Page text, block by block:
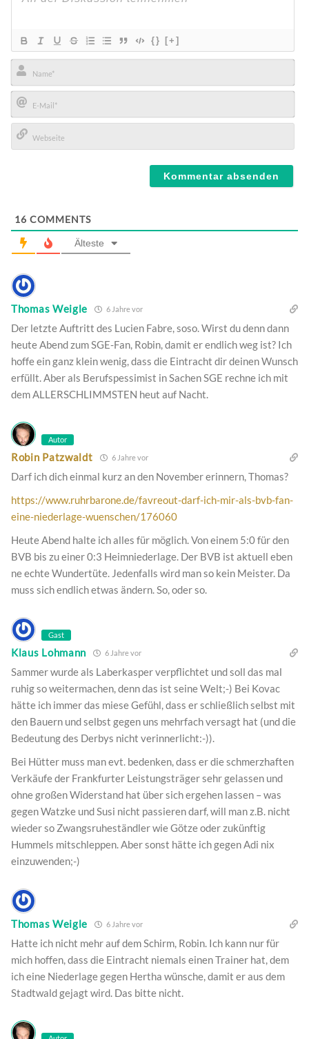
{} [+]
Name*
E-
Mail*
16 COMMENTS
Älteste
Thomas Weigle 6 Jahre vor
Der letzte Auftritt des Lucien Fabre, soso. Wirst du denn dann
heute Abend zum SGE-Fan, Robin, damit er endlich weg ist? Ich
hoffe ein ganz klein wenig, dass die Eintracht dir deinen Wunsch
erfüllt. Aber als Berufspessimist in Sachen SGE rechne ich mit
dem ALLERSCHLIMMSTEN heut auf Nacht.
Autor
Robin Patzwaldt 6 Jahre vor
Darf ich dich einmal kurz an den November erinnern, Thomas?
https://www.ruhrbarone.de/favreout-darf-ich-mir-als-bvb-fan-
eine-niederlage-wuenschen/176060
Heute Abend halte ich alles für möglich. Von einem 5:0 für den
BVB bis zu einer 0:3 Heimniederlage. Der BVB ist aktuell eben
ne echte Wundertüte. Jedenfalls wird man so kein Meister. Da
muss sich endlich etwas ändern. So, oder so.
Gast
Klaus Lohmann 6 Jahre vor
Sammer wurde als Laberkasper verpflichtet und soll das mal
ruhig so weitermachen, denn das ist seine Welt;-) Bei Kovac
hätte ich immer das miese Gefühl, dass er schließlich selbst mit
den Bauern und selbst gegen uns mehrfach versagt hat (und die
Bedeutung des Derbys nicht verinnerlicht:-)).
Bei Hütter muss man evt. bedenken, dass er die schmerzhaften
Verkäufe der Frankfurter Leistungsträger sehr gelassen und
ohne großen Widerstand hat über sich ergehen lassen – was
gegen Watzke und Susi nicht passieren darf, will man z.B. nicht
wieder so Zwangsruheständler wie Götze oder zukünftig
Hummels mitschleppen. Aber sonst hätte ich gegen Adi nix
einzuwenden;-)
Thomas Weigle 6 Jahre vor
Hatte ich nicht mehr auf dem Schirm, Robin. Ich kann nur für
mich hoffen, dass die Eintracht niemals einen Trainer hat, dem
ich eine Niederlage gegen Hertha wünsche, damit er aus dem
Stadtwald gejagt wird. Das bitte nicht.